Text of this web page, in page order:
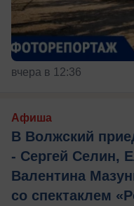
вчера в 12:36
Афиша
В Волжский
- Сергей Селин,
Валентина
со спектаклем